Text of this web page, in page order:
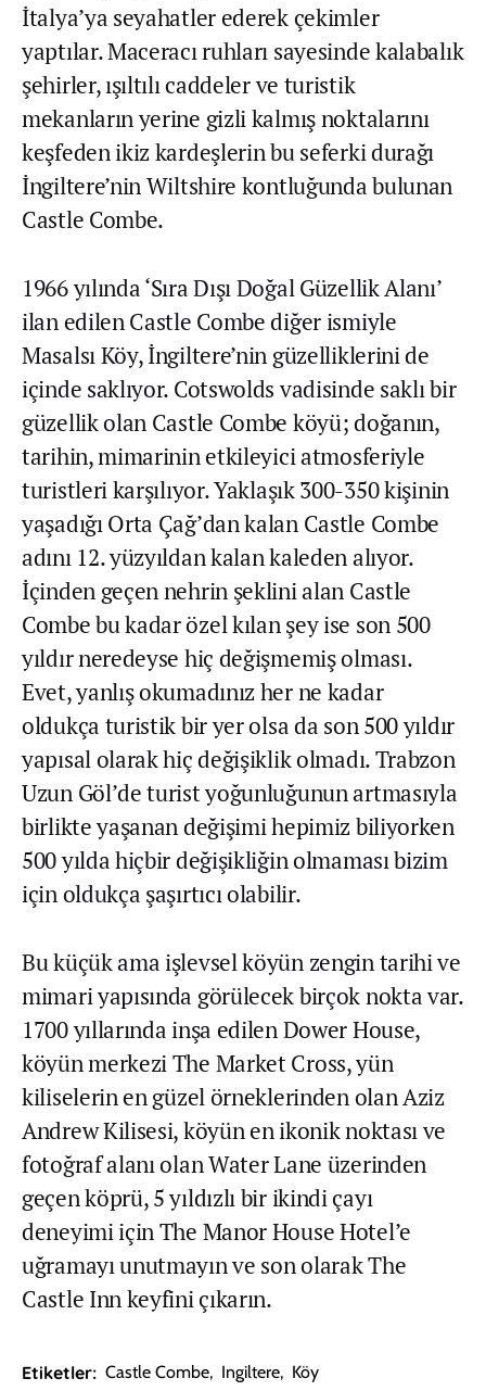
İtalya’ya seyahatler ederek çekimler
yaptılar. Maceracı ruhları sayesinde kalabalık
şehirler, ışıltılı caddeler ve turistik
mekanların yerine gizli kalmış noktalarını
keşfeden ikiz kardeşlerin bu seferki durağı
İngiltere’nin Wiltshire kontluğunda bulunan
Castle Combe.
1966 yılında ‘Sıra Dışı Doğal Güzellik Alanı’
ilan edilen Castle Combe diğer ismiyle
Masalsı Köy, İngiltere’nin güzelliklerini de
içinde saklıyor. Cotswolds vadisinde saklı bir
güzellik olan Castle Combe köyü; doğanın,
tarihin, mimarinin etkileyici atmosferiyle
turistleri karşılıyor. Yaklaşık 300-350 kişinin
yaşadığı Orta Çağ’dan kalan Castle Combe
adını 12. yüzyıldan kalan kaleden alıyor.
İçinden geçen nehrin şeklini alan Castle
Combe bu kadar özel kılan şey ise son 500
yıldır neredeyse hiç değişmemiş olması.
Evet, yanlış okumadınız her ne kadar
oldukça turistik bir yer olsa da son 500 yıldır
yapısal olarak hiç değişiklik olmadı. Trabzon
Uzun Göl’de turist yoğunluğunun artmasıyla
birlikte yaşanan değişimi hepimiz biliyorken
500 yılda hiçbir değişikliğin olmaması bizim
için oldukça şaşırtıcı olabilir.
Bu küçük ama işlevsel köyün zengin tarihi ve
mimari yapısında görülecek birçok nokta var.
1700 yıllarında inşa edilen Dower House,
köyün merkezi The Market Cross, yün
kiliselerin en güzel örneklerinden olan Aziz
Andrew Kilisesi, köyün en ikonik noktası ve
fotoğraf alanı olan Water Lane üzerinden
geçen köprü, 5 yıldızlı bir ikindi çayı
deneyimi için The Manor House Hotel’e
uğramayı unutmayın ve son olarak The
Castle Inn keyfini çıkarın.
Etiketler: Castle Combe, Ingiltere, Köy